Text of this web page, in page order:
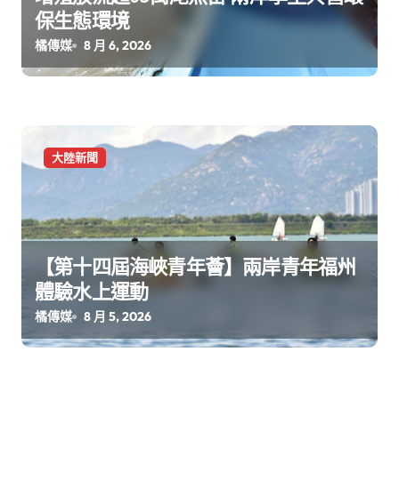
保生態環境
橘傳媒 8 月 6, 2026
大陸新聞
【第十四屆海峽青年薈】兩岸青年福州
體驗水上運動
橘傳媒 8 月 5, 2026